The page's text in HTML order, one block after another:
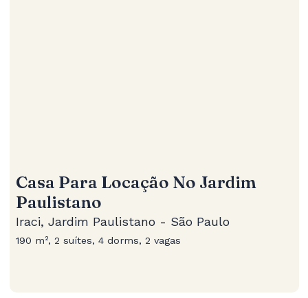
Casa Para Locação No Jardim
Paulistano
Iraci, Jardim Paulistano - São Paulo
190 m², 2 suítes, 4 dorms, 2 vagas